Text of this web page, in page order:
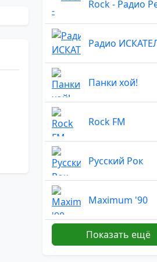
Rock - Радио
Радио
Панки хой!
Rock FM
Русский Рок
Maximum '90
Классик рок
Показать ещё